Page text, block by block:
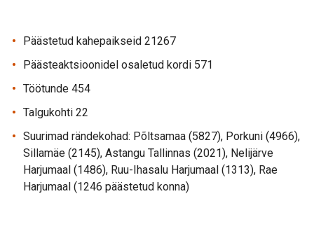
Päästetud kahepaikseid 21267
Päästeaktsioonidel osaletud kordi 571
Töötunde 454
Talgukohti 22
Suurimad rändekohad: Põltsamaa (5827), Porkuni (4966),
Sillamäe (2145), Astangu Tallinnas (2021), Nelijärve
Harjumaal (1486), Ruu-Ihasalu Harjumaal (1313), Rae
Harjumaal (1246 päästetud konna)